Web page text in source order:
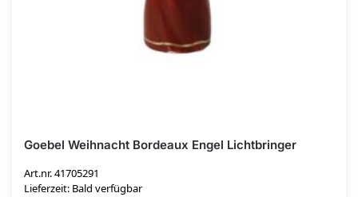
Goebel Weihnacht Bordeaux Engel Lichtbringer
Art.nr. 41705291
Lieferzeit: Bald verfügbar